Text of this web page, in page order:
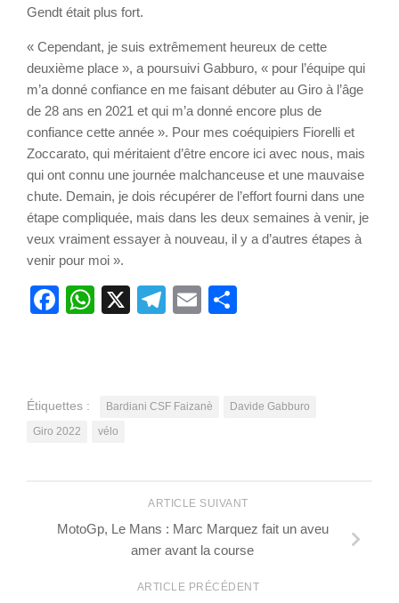
Gendt était plus fort.
« Cependant, je suis extrêmement heureux de cette
deuxième place », a poursuivi Gabburo, « pour l’équipe qui
m’a donné confiance en me faisant débuter au Giro à l’âge
de 28 ans en 2021 et qui m’a donné encore plus de
confiance cette année ». Pour mes coéquipiers Fiorelli et
Zoccarato, qui méritaient d’être encore ici avec nous, mais
qui ont connu une journée malchanceuse et une mauvaise
chute. Demain, je dois récupérer de l’effort fourni dans une
étape compliquée, mais dans les deux semaines à venir, je
veux vraiment essayer à nouveau, il y a d’autres étapes à
venir pour moi ».
Facebook
WhatsApp
X Telegram
Email
Étiquettes : Bardiani CSF Faizanè
Davide Gabburo
Giro 2022
vélo
ARTICLE SUIVANT
MotoGp, Le Mans : Marc Marquez fait un aveu
amer avant la course
ARTICLE PRÉCÉDENT